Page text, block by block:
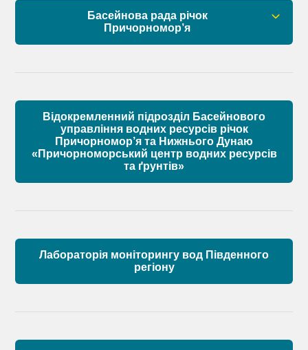
Склад Басейнової ради нижнього Дунаю
Басейнова рада річок
Причорномор’я
Склад Басейнової ради річок Причорномор’я
Матеріали
Відокремленний підрозділ Басейнового
управління водних ресурсів річок
Причорномор’я та Нижнього Дунаю
«Причорноморський центр водних ресурсів
та ґрунтів»
Лабораторія моніторингу вод Південного
регіону